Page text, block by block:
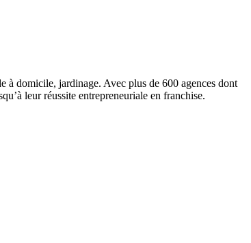
à domicile, jardinage. Avec plus de 600 agences dont
leur réussite entrepreneuriale en franchise.